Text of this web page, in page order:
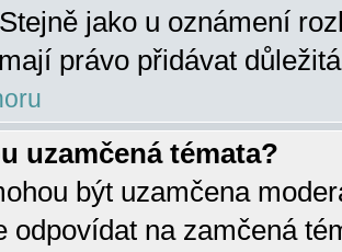
jako u oznámení
právo přidávat
uzamčená témata?
být uzamčena
odpovídat na zamčená